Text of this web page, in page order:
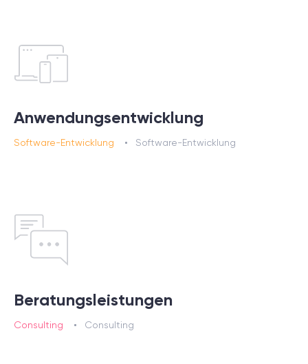
Anwendungsentwicklung
Software-Entwicklung Software-Entwicklung
Beratungsleistungen
Consulting Consulting